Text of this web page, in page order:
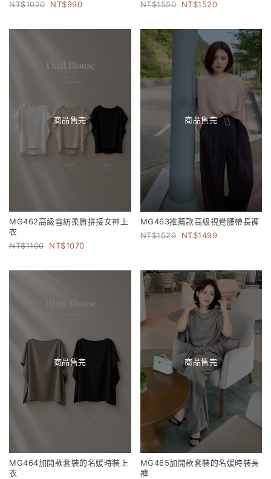
1020
990
1550
1520
商品售完
MG462高級雪紡柔肩拼接女神上
衣
1100
1070
商品售完
MG463推薦款高級視覺腰帶長褲
1529
1499
商品售完
MG464加開款套裝的名媛時裝上
衣
商品售完
MG465加開款套裝的名媛時裝長
褲